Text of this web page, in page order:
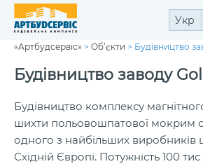
Укр
«Артбудсервіс» >Об’єкти > Будівництво
Будівництво заводу
Будівництво комплексу
шихти польовошпатової мокрим
одного з найбільших виробників
Східній Європі. Потужність 100 тис